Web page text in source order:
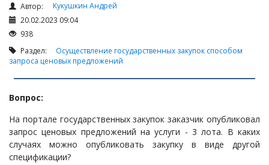
Договоры
Интернет и право
Возмещение ущерба
Взыскание долга
Государственные закупки
Предварительный квалификационный отбор «Самрук-
Қазына» (ПКО)
Автор:
Кукушкин Андрей
20.02.2023 09:04
938
Раздел: Осуществление государственных закупок способом
запроса ценовых предложений
Вопрос:
На портале государственных закупок заказчик опубликовал
запрос ценовых предложений на услуги - 3 лота. В каких
случаях можно опубликовать закупку в виде другой
спецификации?